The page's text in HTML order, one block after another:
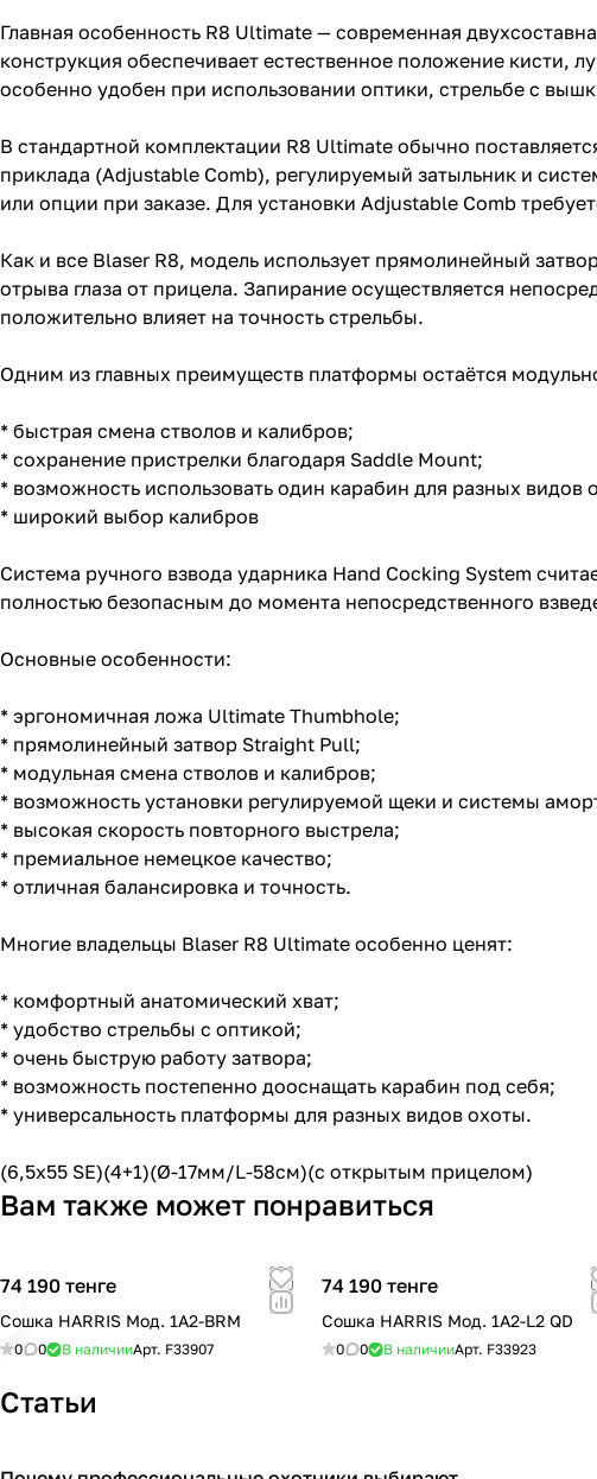
Главная особенность R8 Ultimate — современная
конструкция обеспечивает естественное положение кисти,
особенно удобен при использовании оптики, стрельбе с
В стандартной комплектации R8 Ultimate обычно
приклада (Adjustable Comb), регулируемый затыльник и
или опции при заказе. Для установки Adjustable Comb
Как и все Blaser R8, модель использует прямолинейный
отрыва глаза от прицела. Запирание осуществляется
положительно влияет на точность стрельбы.
Одним из главных преимуществ платформы остаётся
* быстрая смена стволов и калибров;
* сохранение пристрелки благодаря Saddle Mount;
* возможность использовать один карабин для разных видов
* широкий выбор калибров
Система ручного взвода ударника Hand Cocking System
полностью безопасным до момента непосредственного
Основные особенности:
* эргономичная ложа Ultimate Thumbhole;
* прямолинейный затвор Straight Pull;
* модульная смена стволов и калибров;
* возможность установки регулируемой щеки и системы
* высокая скорость повторного выстрела;
* премиальное немецкое качество;
* отличная балансировка и точность.
Многие владельцы Blaser R8 Ultimate особенно ценят:
* комфортный анатомический хват;
* удобство стрельбы с оптикой;
* очень быструю работу затвора;
* возможность постепенно дооснащать карабин под себя;
* универсальность платформы для разных видов охоты.
(6,5x55 SE)(4+1)(Ø-17мм/L-58cм)(с открытым прицелом)
Вам также может понравиться
74 190 тенге
Сошка HARRIS Мод. 1A2-BRM
0 0 В наличииАрт. F33907
74 190 тенге
Сошка HARRIS Мод. 1A2-L2 QD
0 0 В наличииАрт. F33923
Статьи